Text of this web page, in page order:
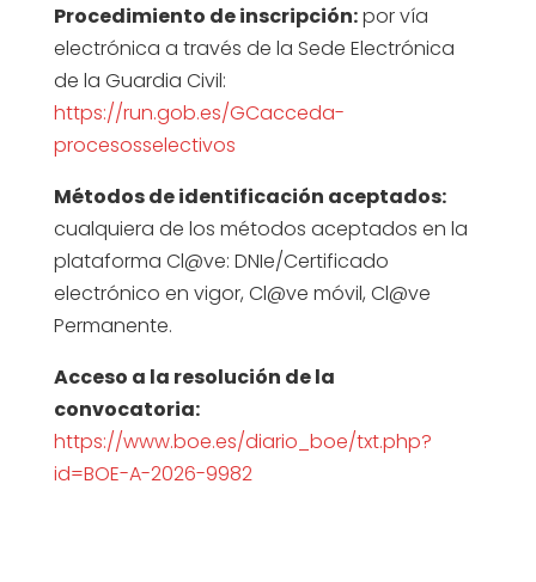
Procedimiento de inscripción:por vía
electrónica a través de la Sede Electrónica
de la Guardia Civil:
https://run.gob.es/GCacceda-
procesosselectivos
Métodos de identificación aceptados:
cualquiera de los métodos aceptados en la
plataforma Cl@ve: DNIe/Certificado
electrónico en vigor, Cl@ve móvil, Cl@ve
Permanente.
Acceso a la resolución de la
convocatoria:
https://www.boe.es/diario_boe/txt.php?
id=BOE-A-2026-9982